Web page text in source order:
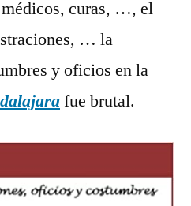
médicos, curas, …, el
… la
y oficios en la
fue brutal.